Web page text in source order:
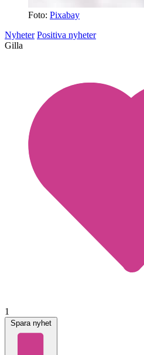
Foto: Pixabay
Nyheter Positiva nyheter
Gilla
1
Spara nyhet